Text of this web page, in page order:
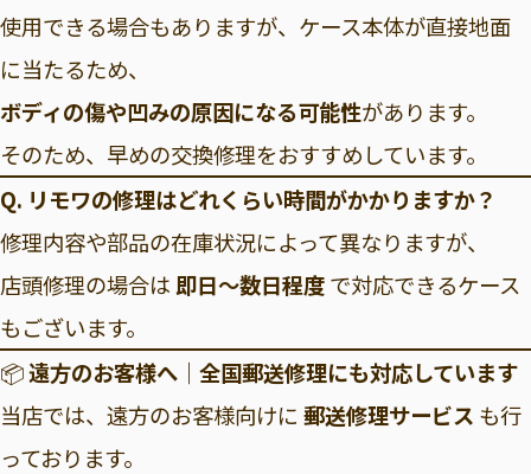
使用できる場合もありますが、ケース本体が直接地面
に当たるため、
ボディの傷や凹みの原因になる可能性があります。
そのため、早めの交換修理をおすすめしています。
Q. リモワの修理はどれくらい時間がかかりますか？
修理内容や部品の在庫状況によって異なりますが、
店頭修理の場合は即日〜数日程度で対応できるケース
もございます。
📦遠方のお客様へ｜全国郵送修理にも対応しています
当店では、遠方のお客様向けに 郵送修理サービス も行
っております。